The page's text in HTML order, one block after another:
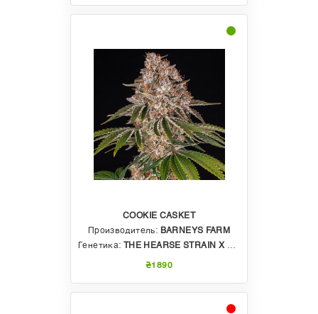
COOKIE CASKET
Производитель: BARNEYS FARM
Генетика:
THE HEARSE STRAIN X THIN MINT COOKIES
₴1890